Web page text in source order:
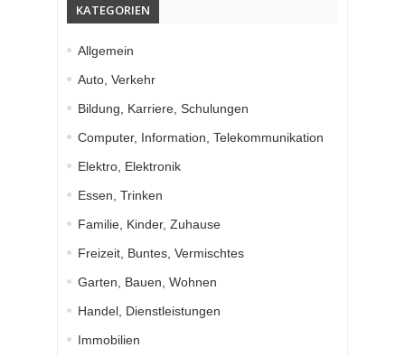
KATEGORIEN
Allgemein
Auto, Verkehr
Bildung, Karriere, Schulungen
Computer, Information, Telekommunikation
Elektro, Elektronik
Essen, Trinken
Familie, Kinder, Zuhause
Freizeit, Buntes, Vermischtes
Garten, Bauen, Wohnen
Handel, Dienstleistungen
Immobilien